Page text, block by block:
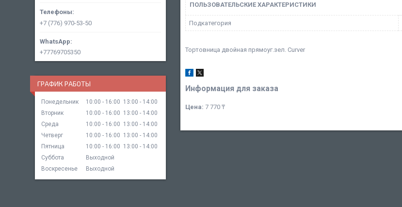
ПОЛЬЗОВАТЕЛЬСКИЕ ХАРАКТЕРИСТИКИ
Подкатегория
Тортовница двойная прямоуг.зел. Curver
Информация для заказа
Цена: 7 770 ₸
+7 (776) 970-53-50
+77769705350
ГРАФИК РАБОТЫ
Понедельник 10:00 16:00 13:00
14:00
Вторник
10:00 16:00 13:00
14:00
Среда
10:00 16:00 13:00
14:00
Четверг
10:00 16:00 13:00
14:00
Пятница
10:00 16:00 13:00
14:00
Суббота
Выходной
Воскресенье
Выходной